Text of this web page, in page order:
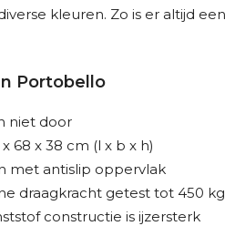
kleuren. Zo is er altijd
Portobello
niet door
68 x 38 cm (l x b x h)
met antislip oppervlak
draagkracht getest tot 450 kg
constructie is ijzersterk